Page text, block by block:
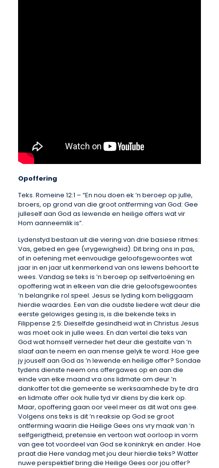
Opoffering
Teks. Romeine 12:1 – “En nou doen ek ‘n beroep op julle,
broers, op grond van die groot ontferming van God: Gee
julleself aan God as lewende en heilige offers wat vir
Hom aanneemlik is”.
Lydenstyd bestaan uit die viering van drie basiese ritmes:
Vas, gebed en gee (vrygewigheid). Dit bring ons in pas,
of in oefening met eenvoudige geloofsgewoontes wat
jaar in en jaar uit kenmerkend van ons lewens behoort te
wees. Vandag se teks is ’n beroep op selfverloëning en
opoffering wat in elkeen van die drie geloofsgewoontes
’n belangrike rol speel. Jesus se lyding kom beliggaam
hierdie waardes. Een van die oudste liedere wat deur die
eerste gelowiges gesing is, is die bekende teks in
Filippense 2:5: Dieselfde gesindheid wat in Christus Jesus
was moet ook in julle wees. En dan vertel die teks van
God wat homself verneder het deur die gestalte van ‘n
slaaf aan te neem en aan mense gelyk te word. Hoe gee
jy jouself aan God as ’n lewende en heilige offer? Sondae
tydens dienste neem ons offergawes op en aan die
einde van elke maand vra ons lidmate om deur ’n
dankoffer tot die gemeente se werksaamhede by te dra
en lidmate offer ook hulle tyd vir diens by die kerk op.
Maar, opoffering gaan oor veel meer as dit wat ons gee.
Volgens ons teks is dit ‘n reaksie op God se groot
ontferming waarin die Heilige Gees ons vry maak van ‘n
selfgerigtheid, pretensie en vertoon wat oorloop in vorm
van gee tot voordeel van God se koninkryk en ander. Hoe
praat die Here vandag met jou deur hierdie teks? Watter
nuwe perspektief bring die Heilige Gees oor jou offer?